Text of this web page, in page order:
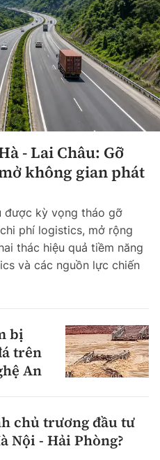
- Lai Châu: Gỡ
không gian phát
được kỳ vọng tháo gỡ
phí logistics, mở rộng
thác hiệu quả tiềm năng
và các nguồn lực chiến
bị
trên
An
chủ trương đầu tư
Nội - Hải Phòng?